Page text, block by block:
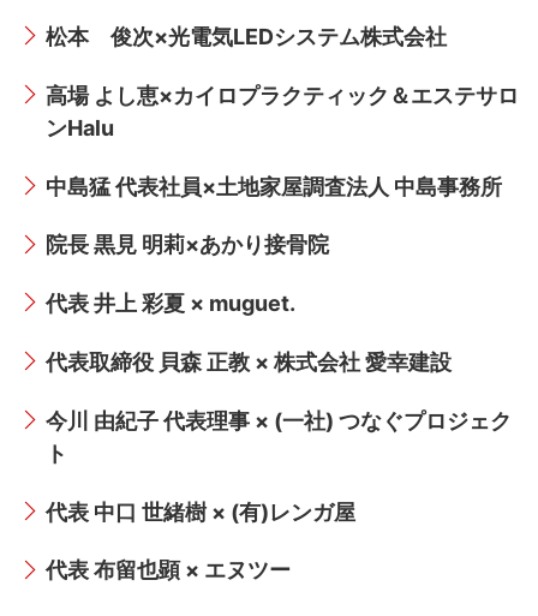
松本 俊次×光電気LEDシステム株式会社
高場 よし恵×カイロプラクティック＆エステサロ
ンHalu
中島猛 代表社員×土地家屋調査法人 中島事務所
院長 黒見 明莉×あかり接骨院
代表 井上 彩夏 × muguet.
代表取締役 貝森 正教 × 株式会社 愛幸建設
今川 由紀子 代表理事 × (一社) つなぐプロジェク
ト
代表 中口 世緒樹 × (有)レンガ屋
代表 布留也顕 × エヌツー